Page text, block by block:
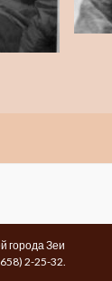
города Зеи
2-25-32.